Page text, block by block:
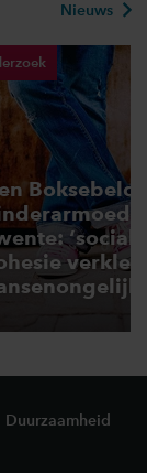
Nieuws
Boksebeld
‘sociale
Duurzaamheid